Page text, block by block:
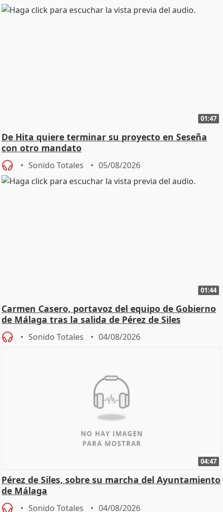
01:47
De Hita quiere terminar su proyecto en Seseña
con otro mandato
Sonido Totales 05/08/2026
01:44
Carmen Casero, portavoz del equipo de Gobierno
de Málaga tras la salida de Pérez de Siles
Sonido Totales 04/08/2026
04:47
Pérez de Siles, sobre su marcha del Ayuntamiento
de Málaga
Sonido Totales 04/08/2026